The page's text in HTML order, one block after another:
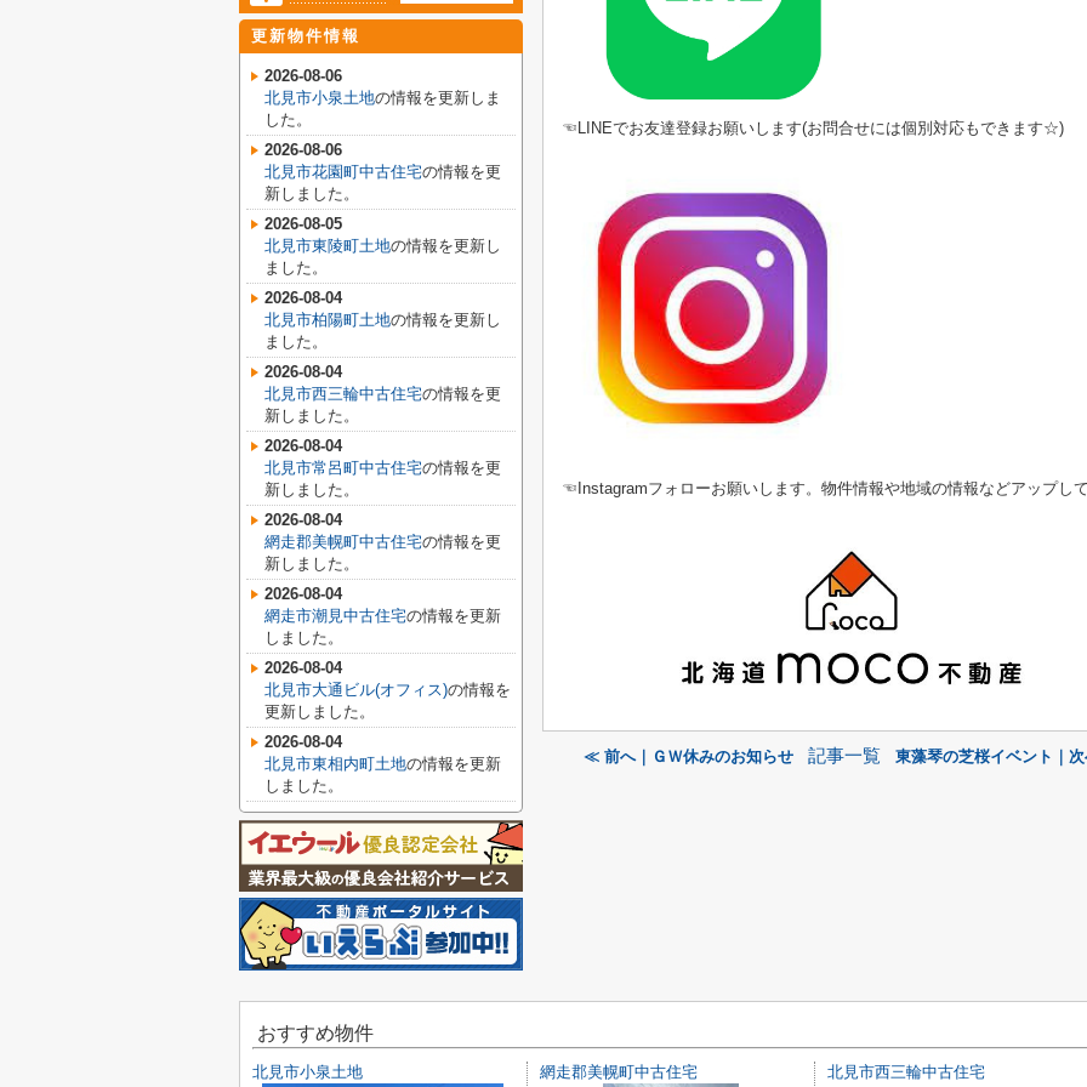
☜LINEでお友達登録お願いします(お問合せには個別対応もできます☆)
☜Instagramフォローお願いします。物件情報や地域の情報などアップし
≪ 前へ｜ＧＷ休みのお知らせ 記事一覧 東藻琴の芝桜イベント｜
更新物件情報
2026-08-06
北見市小泉土地の情報を更新しま
した。
2026-08-06
北見市花園町中古住宅の情報を更
新しました。
2026-08-05
北見市東陵町土地の情報を更新し
ました。
2026-08-04
北見市柏陽町土地の情報を更新し
ました。
2026-08-04
北見市西三輪中古住宅の情報を更
新しました。
2026-08-04
北見市常呂町中古住宅の情報を更
新しました。
2026-08-04
網走郡美幌町中古住宅の情報を更
新しました。
2026-08-04
網走市潮見中古住宅の情報を更新
しました。
2026-08-04
北見市大通ビル(オフィス)の情報を
更新しました。
2026-08-04
北見市東相内町土地の情報を更新
しました。
おすすめ物件
北見市小泉土地 網走郡美幌町中古住宅 北見市西三輪中古住宅